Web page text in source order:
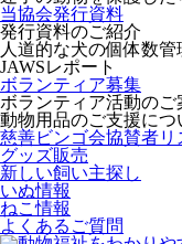
当協会発行資料
発行資料のご紹介
人道的な犬の個体数
JAWSレポート
ボランティア募集
ボランティア活動のご
動物用品のご支援につ
慈善ビンゴ会協賛者リ
グッズ販売
新しい飼い主探し
いぬ情報
ねこ情報
よくあるご質問